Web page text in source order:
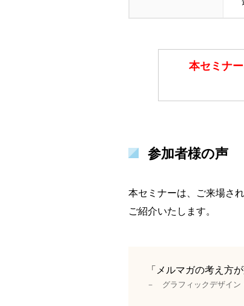
本セミナ
参加者様の声
本セミナーは、ご来場さ
ご紹介いたします。
「メルマガの考え方
－ グラフィックデザイ